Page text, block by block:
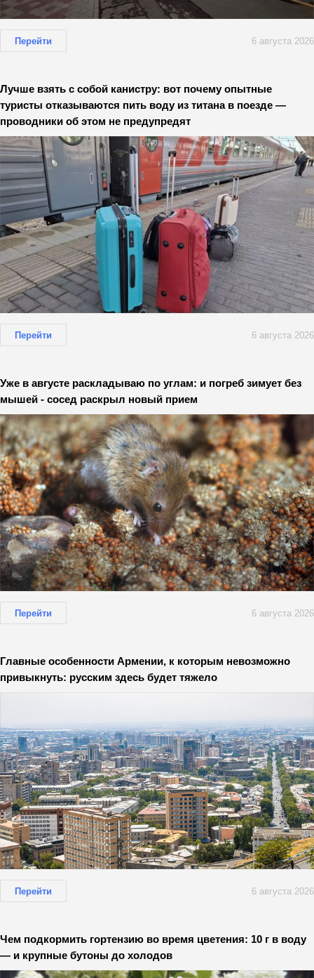
Перейти 6 августа 2026
Лучше взять с собой канистру: вот почему опытные
туристы отказываются пить воду из титана в поезде —
проводники об этом не предупредят
Перейти 6 августа 2026
Уже в августе раскладываю по углам: и погреб зимует без
мышей - сосед раскрыл новый прием
Перейти 6 августа 2026
Главные особенности Армении, к которым невозможно
привыкнуть: русским здесь будет тяжело
Перейти 6 августа 2026
Чем подкормить гортензию во время цветения: 10 г в воду
— и крупные бутоны до холодов